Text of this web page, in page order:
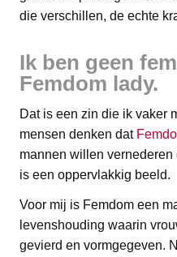
die verschillen, de echte
Ik ben geen
Femdom lady.
Dat is een zin die ik vaker
mensen denken dat
mannen willen vernederen
is een oppervlakkig beeld.
Voor mij is Femdom een
levenshouding waarin
gevierd en vormgegeven.